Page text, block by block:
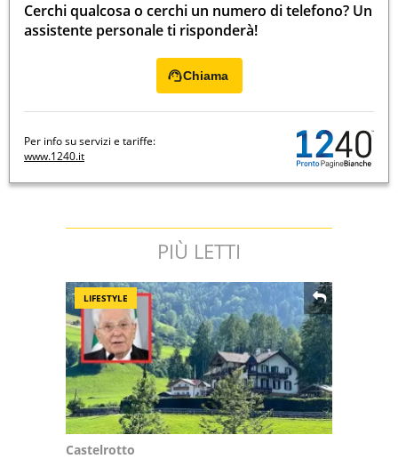
Cerchi qualcosa o cerchi un numero di telefono? Un
assistente personale ti risponderà!
Chiama
Per info su servizi e tariffe:
www.1240.it
PIÙ LETTI
LIFESTYLE
Castelrotto